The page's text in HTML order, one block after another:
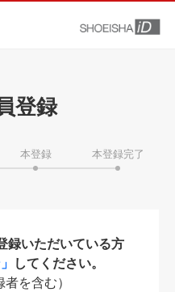
登録
本登録 本登録完了
録いただいている方
してください。
を含む）